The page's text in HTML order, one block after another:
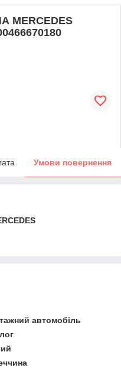
MERCEDES
Умови повернення
автомобіль